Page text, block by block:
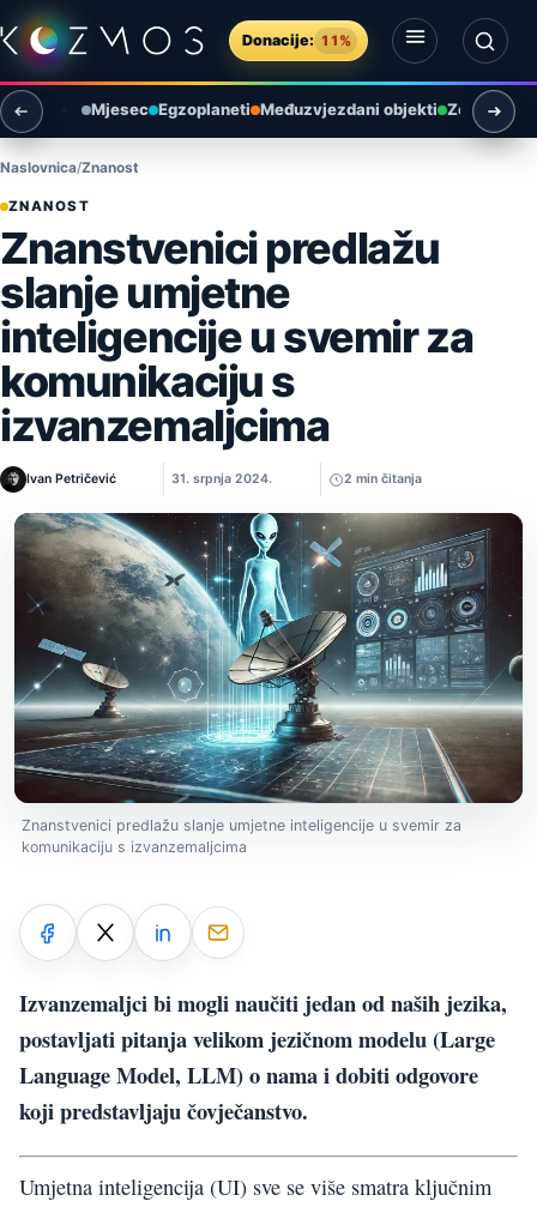
Preskoči na sadržaj
Donacije: 11%
Otvori izbornik
Otvori pretragu
Mjesec Egzoplaneti Međuzvjezdani objekti Zemlja i
Naslovnica Znanost
ZNANOST
Znanstvenici predlažu
slanje umjetne
inteligencije u svemir za
komunikaciju s
izvanzemaljcima
Ivan Petričević 31. srpnja 2024. 2 min čitanja
Znanstvenici predlažu slanje umjetne inteligencije u svemir za
komunikaciju s izvanzemaljcima
Izvanzemaljci bi mogli naučiti jedan od naših jezika,
postavljati pitanja velikom jezičnom modelu (Large
Language Model, LLM) o nama i dobiti odgovore
koji predstavljaju čovječanstvo.
Umjetna inteligencija (UI) sve se više smatra ključnim